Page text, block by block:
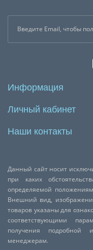
Информация
Личный кабинет
Наши контакты
Данный сайт носит
при каких
определяемой
Внешний вид,
товаров указаны для
соответствующими
получения
менеджерам.